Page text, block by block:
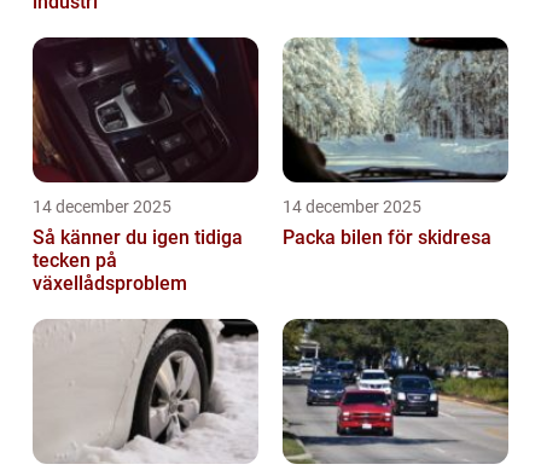
14 december 2025
Så känner du igen tidiga
tecken på
växellådsproblem
14 december 2025
Packa bilen för skidresa